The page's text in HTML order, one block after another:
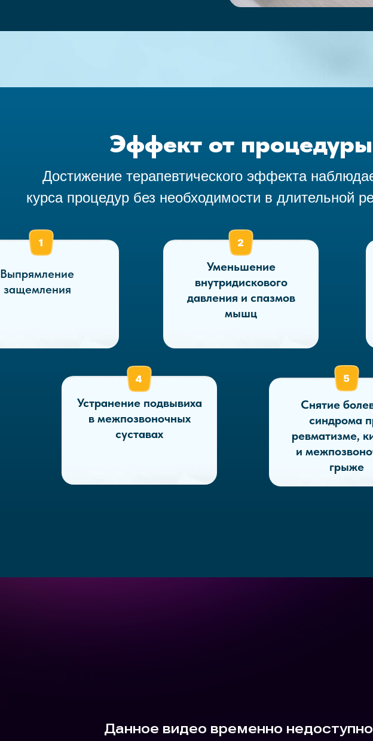
Эффект от процедуры
Выпрямление
защемления
Уменьшение
внутридискового
давления и спазмов
мышц
Устранение подвывиха
в межпозвоночных
суставах
Достижение терапевтического эффекта
курса процедур без необходимости в длительной
Снятие
синдрома
ревматизме,
и
грыже